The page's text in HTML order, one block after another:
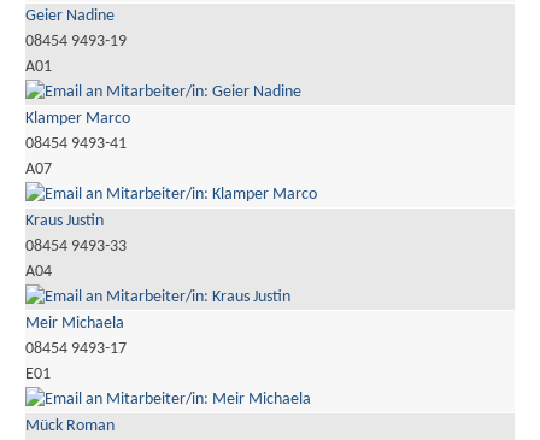
Geier Nadine
08454 9493-19
A01
Klamper Marco
08454 9493-41
A07
Kraus Justin
08454 9493-33
A04
Meir Michaela
08454 9493-17
E01
Mück Roman